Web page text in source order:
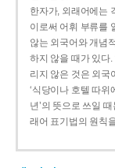
한자가, 외래어에는
이로써 어휘 부류를
않는 외국어와 개념
하지 않을 때가 있다
리지 않은 것은 외국
‘식당이나 호텔 따위
년’의 뜻으로 쓰일
래어 표기법의 원칙